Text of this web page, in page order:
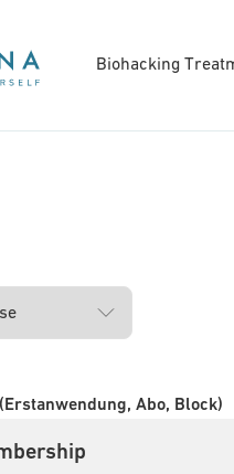
Biohacking
Abo, Block)